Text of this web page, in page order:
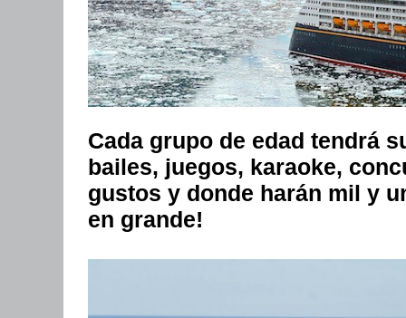
Cada grupo de edad tendrá
bailes, juegos, karaoke,
gustos y donde harán mil y
en grande!